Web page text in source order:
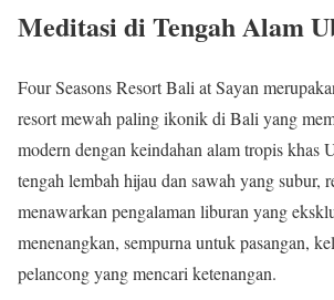
Meditasi di Tengah Alam
Four Seasons Resort Bali at Sayan
resort mewah paling ikonik di Bali yang
modern dengan keindahan alam tropis khas
tengah lembah hijau dan sawah yang subur,
menawarkan pengalaman liburan yang
menenangkan, sempurna untuk pasangan,
pelancong yang mencari ketenangan.